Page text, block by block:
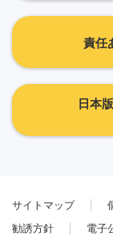
責任
日本
サイトマップ
勧誘方針
電子